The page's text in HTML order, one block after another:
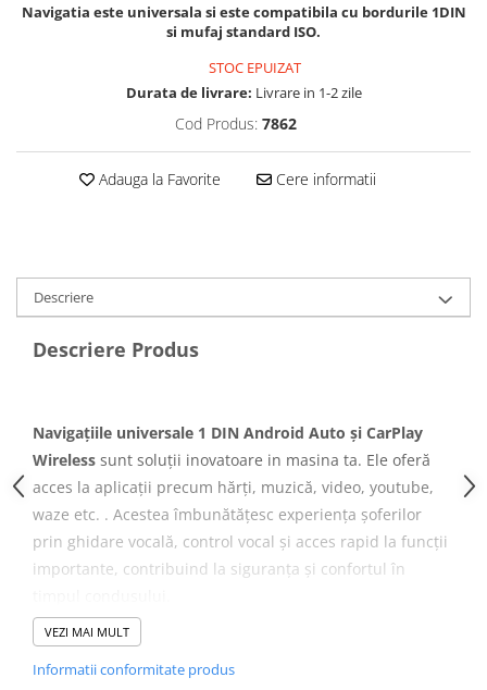
Navigatii Volvo
Navigatii Renault
Navigatii Smart
Navigatii Chevrolet
Navigatii Porsche
Navigatii Land Rover
Navigatii Iveco
Navigatie universala
Playere auto
Navigatii 2 DIN
Navigatii 1 DIN
Navigatie GPS Portabil
Accesorii navigatii
Navigatia este universala si este compatibila cu bordurile 1DIN
si mufaj standard ISO.
STOC EPUIZAT
Durata de livrare: Livrare in 1-2 zile
Cod Produs: 7862
Adauga la Favorite Cere informatii
Descriere
Descriere Produs
Navigațiile universale 1 DIN Android Auto și CarPlay
Wireless sunt soluții inovatoare in masina ta. Ele oferă
acces la aplicații precum hărți, muzică, video, youtube,
waze etc. . Acestea îmbunătățesc experiența șoferilor
prin ghidare vocală, control vocal și acces rapid la funcții
importante, contribuind la siguranța și confortul în
Specificații tehnice
VEZI MAI MULT
Informatii conformitate produs